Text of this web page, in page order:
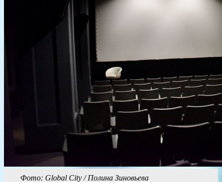
Фото: Global City / Полина Зиновьева